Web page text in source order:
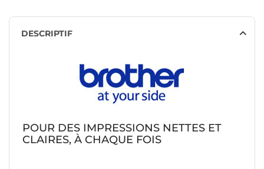
DESCRIPTIF
POUR DES IMPRESSIONS NETTES ET
CLAIRES, À CHAQUE FOIS